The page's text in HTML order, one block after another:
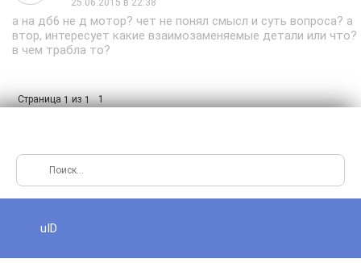
25.06.2015 в 22:38
а на дб6 не д мотор? чет не понял смысл и суть вопроса? а
втор, интересует какие взаимозаменяемые детали или что?
в чем трабла то?
Страница1из1 1
uID